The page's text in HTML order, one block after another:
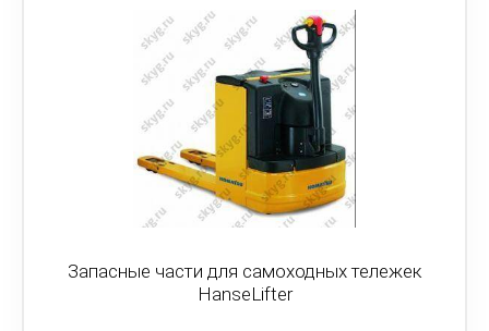
Запасные части для самоходных тележек
HanseLifter